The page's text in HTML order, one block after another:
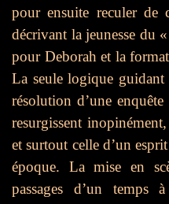
pour ensuite reculer de
décrivant la jeunesse du
pour Deborah et la
La seule logique guidant
résolution d’une
resurgissent
et surtout celle d’un
époque. La mise en
passages d’un